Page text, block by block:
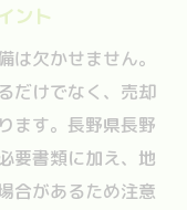
ント
は欠かせません。
だけでなく、売却
ます。長野県長野
要書類に加え、地
合があるため注意